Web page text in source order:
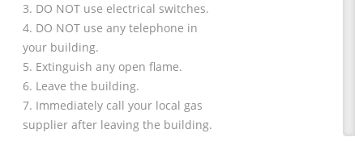
3. DO NOT use electrical switches.
4. DO NOT use any telephone in
your building.
5. Extinguish any open flame.
6. Leave the building.
7. Immediately call your local gas
supplier after leaving the building.